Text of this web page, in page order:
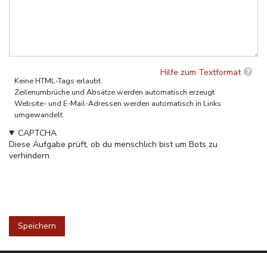
Hilfe zum Textformat
Keine HTML-Tags erlaubt.
Zeilenumbrüche und Absätze werden automatisch erzeugt.
Website- und E-Mail-Adressen werden automatisch in Links
umgewandelt.
CAPTCHA
Diese Aufgabe prüft, ob du menschlich bist um Bots zu
verhindern.